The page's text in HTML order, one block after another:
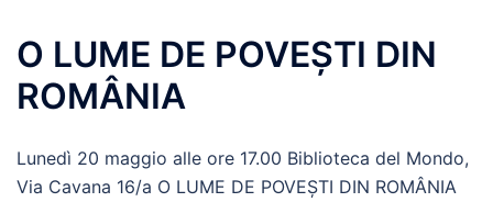
O LUME DE POVEȘTI DIN
ROMÂNIA
Lunedì 20 maggio alle ore 17.00 Biblioteca del Mondo,
Via Cavana 16/a O LUME DE POVEȘTI DIN ROMÂNIA